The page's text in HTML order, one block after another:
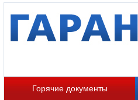
Горячие документы